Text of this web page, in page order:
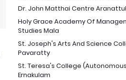
Dr. John Matthai Centre
Holy Grace Academy Of
Studies Mala
St. Joseph's Arts And Science
Pavaratty
St. Teresa's College
Ernakulam